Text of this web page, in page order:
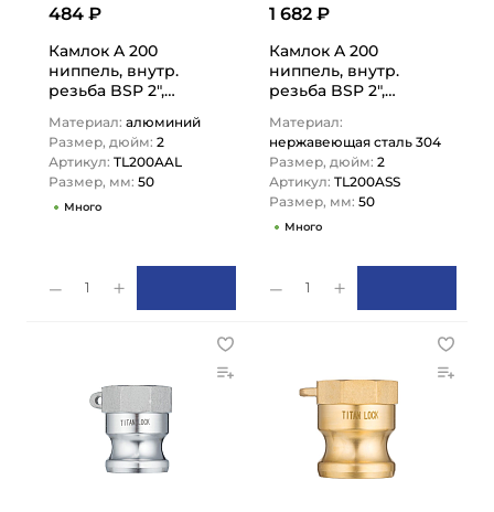
484 ₽
Камлок A 200
ниппель, внутр.
резьба BSP 2",
Материал: алюминий
Размер, дюйм: 2
Артикул: TL200AAL
Размер, мм: 50
Много
1
1 682 ₽
Камлок A 200
ниппель, внутр.
резьба BSP 2",
TITAN LOCK
Материал:
нержавеющая сталь 304
Размер, дюйм: 2
Артикул: TL200ASS
Размер, мм: 50
Много
1